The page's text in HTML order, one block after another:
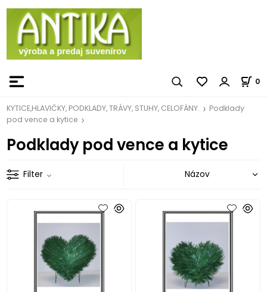
0
KYTICE,HLAVIČKY, PODKLADY, TRÁVY, STUHY, CELOFÁNY.
Podklady
pod vence a kytice
Podklady pod vence a kytice
Filter